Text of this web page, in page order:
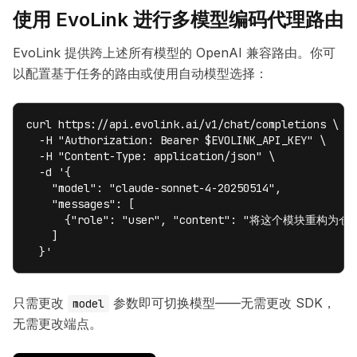
使用 EvoLink 进行多模型编码代理路由
EvoLink 提供跨上述所有模型的 OpenAI 兼容路由。你可
以配置基于任务的路由或使用自动模型选择：
curl https://api.evolink.ai/v1/chat/completions \
  -H "Authorization: Bearer $EVOLINK_API_KEY" \
  -H "Content-Type: application/json" \
  -d '{
    "model": "claude-sonnet-4-20250514",
    "messages": [
{"role": "user", "content": "将这个模块重构为仓
    ]
  }'
只需更改 model
参数即可切换模型——无需更改 SDK，
无需更改端点。